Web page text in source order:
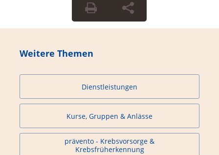
Weitere Themen
Dienstleistungen
Kurse, Gruppen & Anlässe
prävento - Krebsvorsorge &
Krebsfrüherkennung